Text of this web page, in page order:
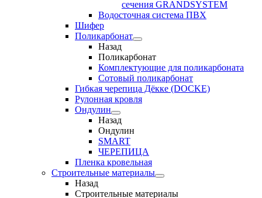
сечения GRANDSYSTEM
Водосточная система ПВХ
Шифер
Поликарбонат
Назад
Поликарбонат
Комплектующие для поликарбоната
Сотовый поликарбонат
Гибкая черепица Дёкке (DOCKE)
Рулонная кровля
Ондулин
Назад
Ондулин
SMART
ЧЕРЕПИЦА
Пленка кровельная
Строительные материалы
Назад
Строительные материалы